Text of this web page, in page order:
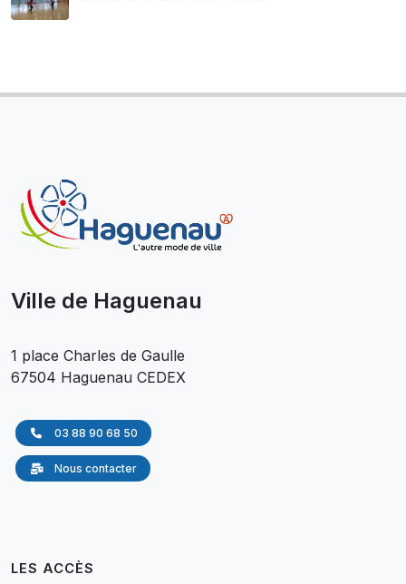
Ville de Haguenau
1 place Charles de Gaulle
67504 Haguenau CEDEX
03 88 90 68 50
Nous contacter
LES ACCÈS